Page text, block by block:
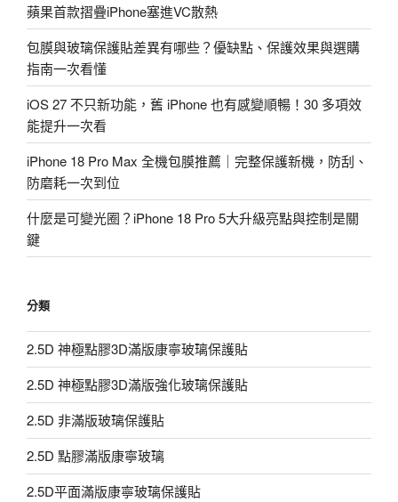
蘋果首款摺疊iPhone塞進VC散熱
包膜與玻璃保護貼差異有哪些？優缺點、保護效果與選購
指南一次看懂
iOS 27 不只新功能，舊 iPhone 也有感變順暢！30 多項效
能提升一次看
iPhone 18 Pro Max 全機包膜推薦｜完整保護新機，防刮、
防磨耗一次到位
什麼是可變光圈？iPhone 18 Pro 5大升級亮點與控制是關
鍵
分類
2.5D 神極點膠3D滿版康寧玻璃保護貼
2.5D 神極點膠3D滿版強化玻璃保護貼
2.5D 非滿版玻璃保護貼
2.5D 點膠滿版康寧玻璃
2.5D平面滿版康寧玻璃保護貼